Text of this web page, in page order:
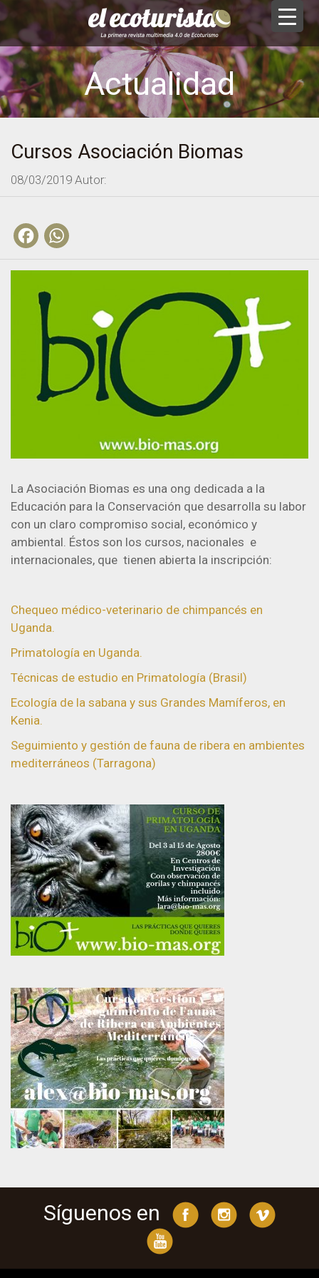
Actualidad
Cursos Asociación Biomas
08/03/2019 Autor:
Facebook
La Asociación Biomas es una ong dedicada a la
Educación para la Conservación que desarrolla su labor
con un claro compromiso social, económico y
ambiental. Éstos son los cursos, nacionales e
internacionales, que tienen abierta la inscripción:
Chequeo médico-veterinario de chimpancés en
Uganda.
Primatología en Uganda.
Técnicas de estudio en Primatología (Brasil)
Ecología de la sabana y sus Grandes Mamíferos, en
Kenia.
Seguimiento y gestión de fauna de ribera en ambientes
mediterráneos (Tarragona)
Síguenos en